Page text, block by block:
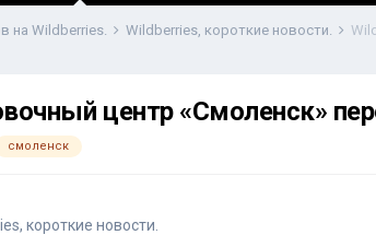
на Wildberries. Wildberries, короткие новости.
центр «Смоленск»
смоленск
короткие новости.